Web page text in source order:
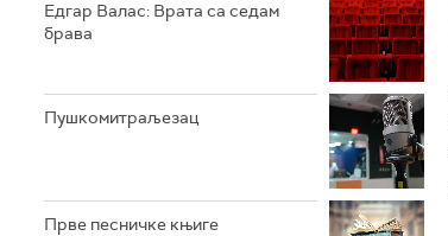
Едгар Валас: Врата са седам
брава
Пушкомитраљезац
Прве песничке књиге